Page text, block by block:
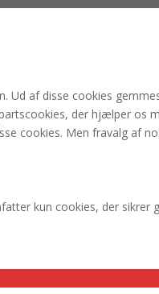
af disse cookies
der hjælper os
cookies. Men fravalg af
kun cookies, der